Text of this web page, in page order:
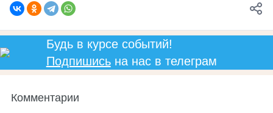
Будь в курсе событий!
Подпишисьна нас в телеграм
Комментарии